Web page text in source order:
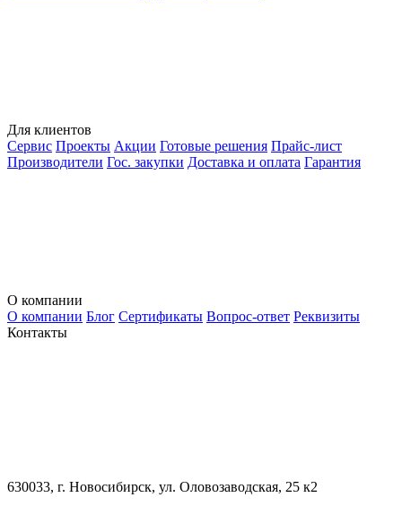
Для клиентов
Сервис Проекты Акции Готовые решения Прайс-лист
Производители Гос. закупки Доставка и оплата Гарантия
О компании
О компании Блог Сертификаты Вопрос-ответ Реквизиты
Контакты
630033, г. Новосибирск, ул. Оловозаводская, 25 к2